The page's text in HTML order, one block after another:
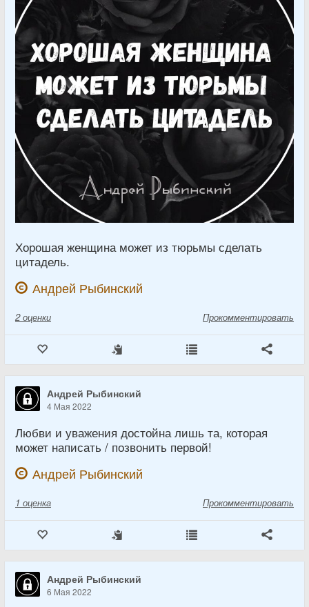
Хорошая женщина может из тюрьмы сделать
цитадель.
Андрей Рыбинский
2 оценки Прокомментировать
Андрей Рыбинский
4 Мая 2022
Любви и уважения достойна лишь та, которая
может написать / позвонить первой!
Андрей Рыбинский
1 оценка Прокомментировать
Андрей Рыбинский
6 Мая 2022